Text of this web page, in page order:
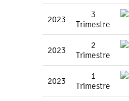
2023
3
Trimestre
2023
2
Trimestre
2023
1
Trimestre